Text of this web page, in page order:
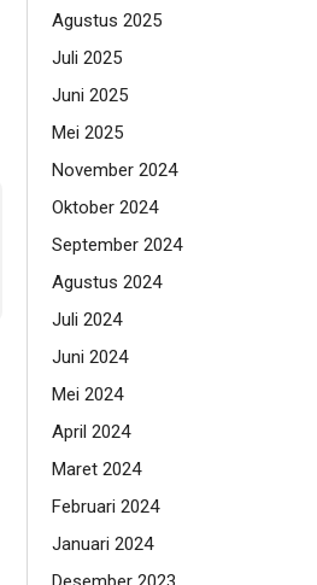
Agustus 2025
Juli 2025
Juni 2025
Mei 2025
November 2024
Oktober 2024
September 2024
Agustus 2024
Juli 2024
Juni 2024
Mei 2024
April 2024
Maret 2024
Februari 2024
Januari 2024